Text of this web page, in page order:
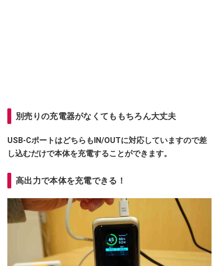
別売りの充電器がなくてももちろん大丈夫
USB-CポートはどちらもIN/OUTに対応していますので差
し込むだけで本体を充電することができます。
高出力で本体を充電できる！